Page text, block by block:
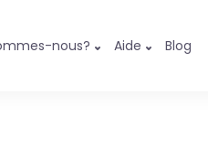
nous? Aide Blog